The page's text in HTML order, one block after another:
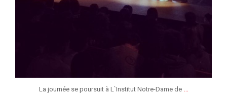
La journée se poursuit à L`Institut Notre-Dame de ...